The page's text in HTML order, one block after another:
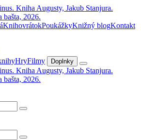
KnihovrátokPoukážkyKnižný blogKontakt
HryFilmy Doplnky